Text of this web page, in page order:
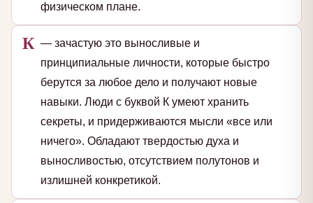
физическом плане.
К — зачастую это выносливые и
принципиальные личности, которые быстро
берутся за любое дело и получают новые
навыки. Люди с буквой К умеют хранить
секреты, и придерживаются мысли «все или
ничего». Обладают твердостью духа и
выносливостью, отсутствием полутонов и
излишней конкретикой.